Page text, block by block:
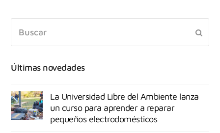
Últimas novedades
La Universidad Libre del Ambiente lanza
un curso para aprender a reparar
pequeños electrodomésticos